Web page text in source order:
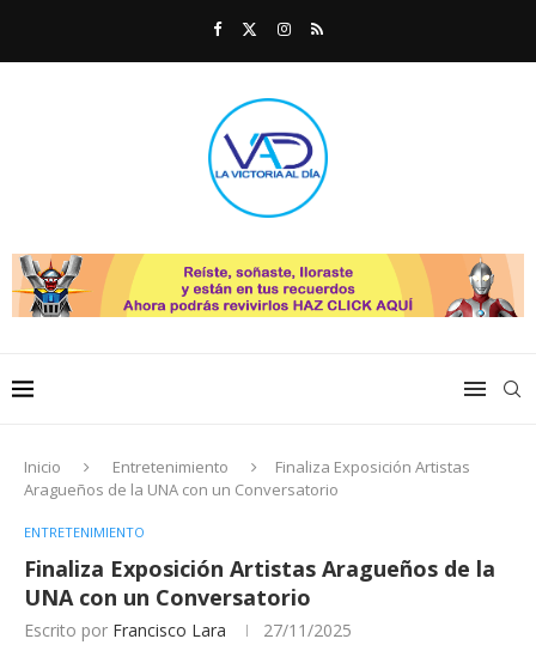
Inicio Entretenimiento
Finaliza Exposición Artistas
Aragueños de la UNA con un Conversatorio
ENTRETENIMIENTO
Finaliza Exposición Artistas Aragueños de la
UNA con un Conversatorio
Escrito por Francisco Lara 27/11/2025